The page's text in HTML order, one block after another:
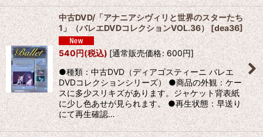
中古DVD/「アナニアシヴィリと世界のスターたち
1」（バレエDVDコレクションVOL.36）[dea36]
540円(税込)[通常販売価格: 600円]
●種類：中古DVD（ディアゴスティーニ バレエ
DVDコレクションシリーズ） ●商品の外観：ケー
スに多少スリキズがあります。ジャケット背表紙
に少し色あせが見られます。 ●再生状態：早送り
にて再生確認…